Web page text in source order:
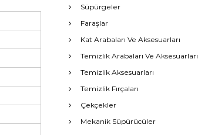
Süpürgeler
Faraşlar
Kat Arabaları Ve Aksesuarları
Temizlik Arabaları Ve Aksesuarları
Temizlik Aksesuarları
Temizlik Fırçaları
Çekçekler
Mekanik Süpürücüler